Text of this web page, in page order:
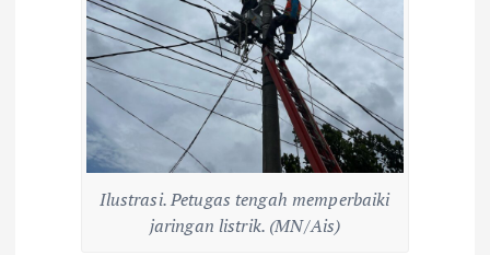
Ilustrasi. Petugas tengah memperbaiki
jaringan listrik. (MN/Ais)